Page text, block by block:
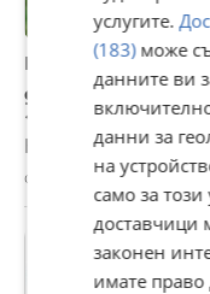
Продава ПАРЦЕЛ, с.
9 999 €
19 556,34 лв
Не се начислява
с. Ал. Стамболийски,
услугите.
(183)може
данните ви
данни за
на
само за
доставчици
законен
имате право